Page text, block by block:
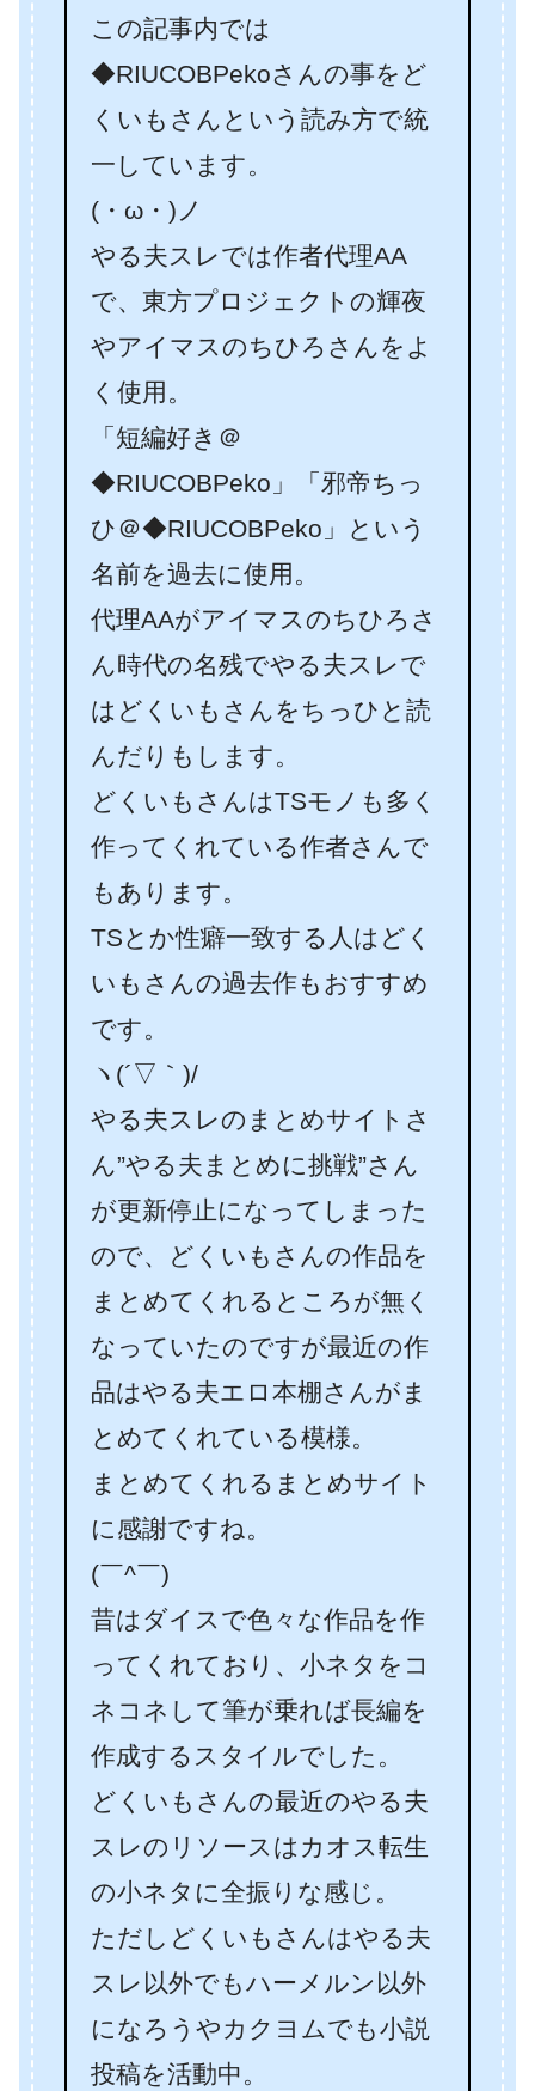
この記事内では
◆RIUCOBPekoさんの事をど
くいもさんという読み方で統
一しています。
(・ω・)ノ
やる夫スレでは作者代理AA
で、東方プロジェクトの輝夜
やアイマスのちひろさんをよ
く使用。
「短編好き＠
◆RIUCOBPeko」「邪帝ちっ
ひ＠◆RIUCOBPeko」という
名前を過去に使用。
代理AAがアイマスのちひろさ
ん時代の名残でやる夫スレで
はどくいもさんをちっひと読
んだりもします。
どくいもさんはTSモノも多く
作ってくれている作者さんで
もあります。
TSとか性癖一致する人はどく
いもさんの過去作もおすすめ
です。
ヽ(´▽｀)/
やる夫スレのまとめサイトさ
ん”やる夫まとめに挑戦”さん
が更新停止になってしまった
ので、どくいもさんの作品を
まとめてくれるところが無く
なっていたのですが最近の作
品はやる夫エロ本棚さんがま
とめてくれている模様。
まとめてくれるまとめサイト
に感謝ですね。
(￣^￣)ゞ
昔はダイスで色々な作品を作
ってくれており、小ネタをコ
ネコネして筆が乗れば長編を
作成するスタイルでした。
どくいもさんの最近のやる夫
スレのリソースはカオス転生
の小ネタに全振りな感じ。
ただしどくいもさんはやる夫
スレ以外でもハーメルン以外
になろうやカクヨムでも小説
投稿を活動中。